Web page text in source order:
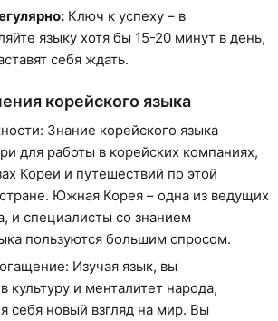
Ключ к успеху – в
языку хотя бы 15-20 минут в день,
себя ждать.
корейского языка
Знание корейского языка
для работы в корейских компаниях,
Кореи и путешествий по этой
Южная Корея – одна из ведущих
и специалисты со знанием
пользуются большим спросом.
Изучая язык, вы
культуру и менталитет народа,
себя новый взгляд на мир. Вы